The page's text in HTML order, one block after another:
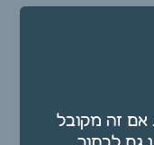
אנו משתמשים בקובצי Cookie. אם זה מקובל